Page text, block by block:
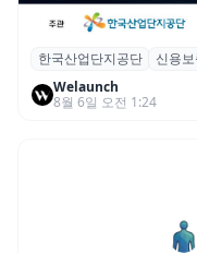
산단공·신보,
여 스타트업 모집
한국산업단지공단 신용
Welaunch
8월 6일 오전 1:24